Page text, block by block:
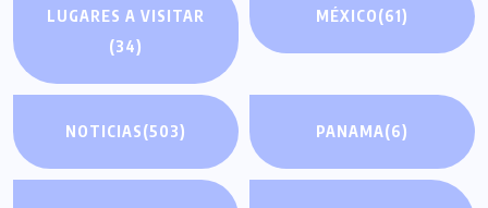
LUGARES A VISITAR
(34)
MÉXICO(61)
NOTICIAS(503) PANAMA(6)